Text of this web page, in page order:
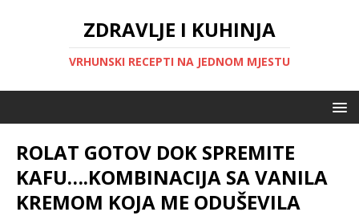
ZDRAVLJE I KUHINJA
VRHUNSKI RECEPTI NA JEDNOM MJESTU
ROLAT GOTOV DOK SPREMITE
KAFU….KOMBINACIJA SA VANILA
KREMOM KOJA ME ODUŠEVILA